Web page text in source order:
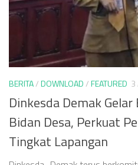
BERITA/DOWNLOAD/FEATURED 3
Dinkesda Demak
Bidan Desa, Perkuat
Tingkat Lapangan